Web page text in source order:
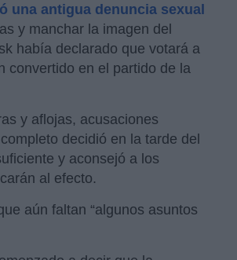
una antigua denuncia sexual
y manchar la imagen del
había declarado que votará a
convertido en el partido de la
y aflojas, acusaciones
decidió en la tarde del
y aconsejó a los
al efecto.
aún faltan “algunos asuntos